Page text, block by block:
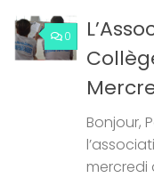
0
Bonjour,
mercredi